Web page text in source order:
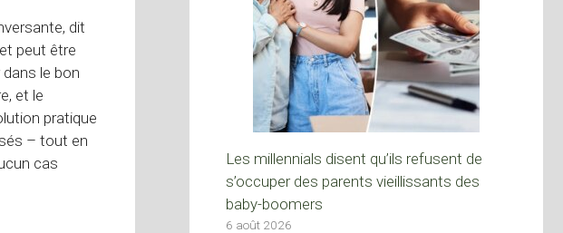
dit
peut être
le bon
et le
pratique
– tout en
cas
Les millennials disent qu’ils refusent de
s’occuper des parents vieillissants des
baby-boomers
6 août 2026